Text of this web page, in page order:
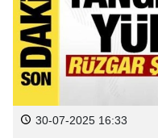
30-07-2025 16:33